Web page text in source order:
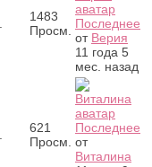
1483
Просм.
Последнее
от Верия
11 года 5
мес. назад
621
Просм.
Последнее
от
Виталина